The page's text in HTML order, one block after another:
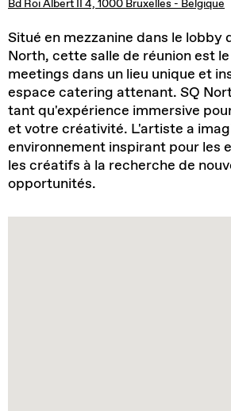
Bd Roi Albert II 4, 1000 Bruxelles - Belgique
Situé en mezzanine dans le lobby
North, cette salle de réunion est
meetings dans un lieu unique et
espace catering attenant. SQ
tant qu'expérience immersive
et votre créativité. L'artiste a
environnement inspirant pour les
les créatifs à la recherche de
opportunités.